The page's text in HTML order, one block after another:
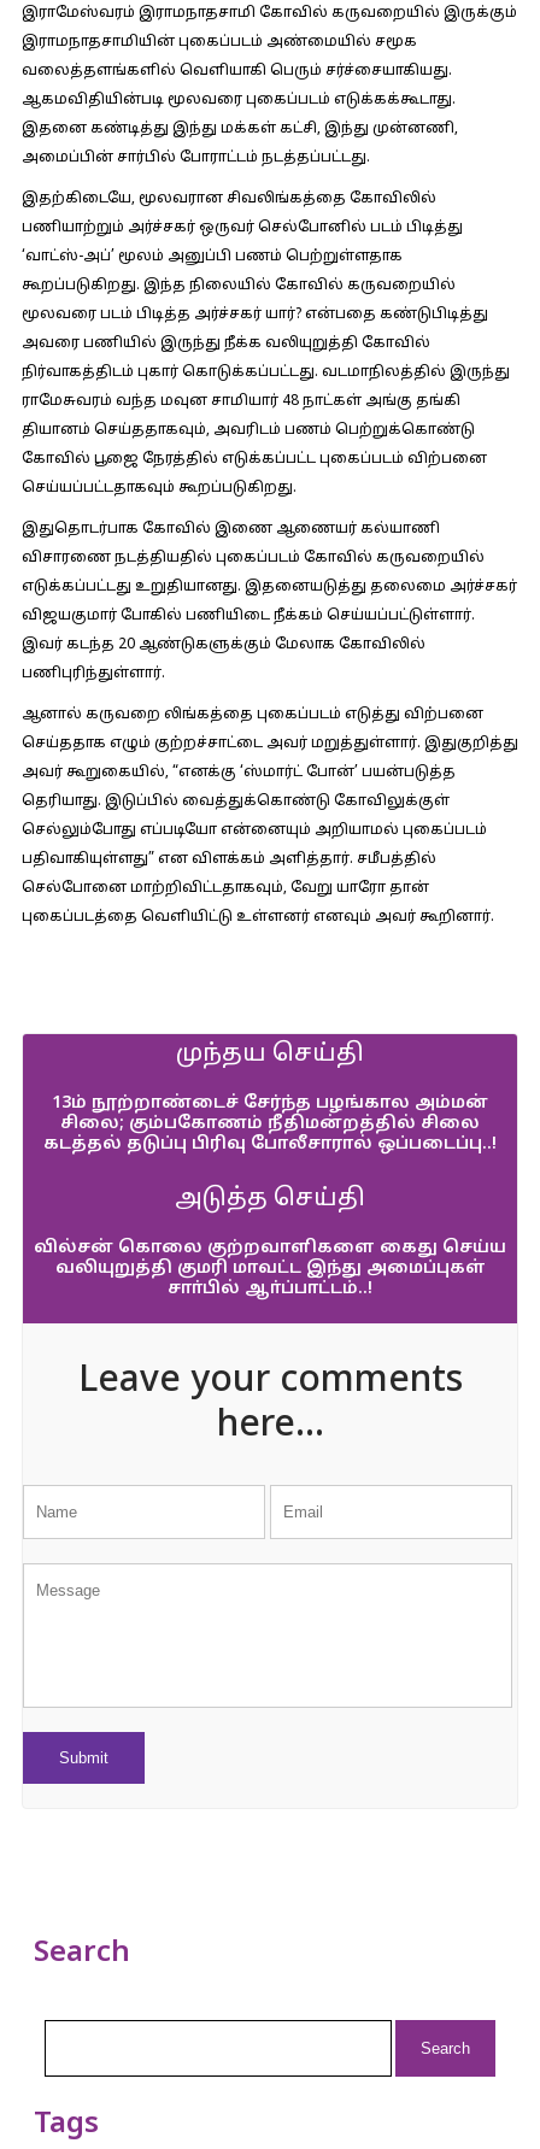
இராமேஸ்வரம் இராமநாதசாமி கோவில் கருவறையில் இருக்கும்
இராமநாதசாமியின் புகைப்படம் அண்மையில் சமூக
வலைத்தளங்களில் வெளியாகி பெரும் சர்ச்சையாகியது.
ஆகமவிதியின்படி மூலவரை புகைப்படம் எடுக்கக்கூடாது.
இதனை கண்டித்து இந்து மக்கள் கட்சி, இந்து முன்னணி,
அமைப்பின் சார்பில் போராட்டம் நடத்தப்பட்டது.
இதற்கிடையே, மூலவரான சிவலிங்கத்தை கோவிலில்
பணியாற்றும் அர்ச்சகர் ஒருவர் செல்போனில் படம் பிடித்து
‘வாட்ஸ்-அப்’ மூலம் அனுப்பி பணம் பெற்றுள்ளதாக
கூறப்படுகிறது. இந்த நிலையில் கோவில் கருவறையில்
மூலவரை படம் பிடித்த அர்ச்சகர் யார்? என்பதை கண்டுபிடித்து
அவரை பணியில் இருந்து நீக்க வலியுறுத்தி கோவில்
நிர்வாகத்திடம் புகார் கொடுக்கப்பட்டது. வடமாநிலத்தில் இருந்து
ராமேசுவரம் வந்த மவுன சாமியார் 48 நாட்கள் அங்கு தங்கி
தியானம் செய்ததாகவும், அவரிடம் பணம் பெற்றுக்கொண்டு
கோவில் பூஜை நேரத்தில் எடுக்கப்பட்ட புகைப்படம் விற்பனை
செய்யப்பட்டதாகவும் கூறப்படுகிறது.
இதுதொடர்பாக கோவில் இணை ஆணையர் கல்யாணி
விசாரணை நடத்தியதில் புகைப்படம் கோவில் கருவறையில்
எடுக்கப்பட்டது உறுதியானது. இதனையடுத்து தலைமை அர்ச்சகர்
விஜயகுமார் போகில் பணியிடை நீக்கம் செய்யப்பட்டுள்ளார்.
இவர் கடந்த 20 ஆண்டுகளுக்கும் மேலாக கோவிலில்
பணிபுரிந்துள்ளார்.
ஆனால் கருவறை லிங்கத்தை புகைப்படம் எடுத்து விற்பனை
செய்ததாக எழும் குற்றச்சாட்டை அவர் மறுத்துள்ளார். இதுகுறித்து
அவர் கூறுகையில், “எனக்கு ‘ஸ்மார்ட் போன்’ பயன்படுத்த
தெரியாது. இடுப்பில் வைத்துக்கொண்டு கோவிலுக்குள்
செல்லும்போது எப்படியோ என்னையும் அறியாமல் புகைப்படம்
பதிவாகியுள்ளது” என விளக்கம் அளித்தார். சமீபத்தில்
செல்போனை மாற்றிவிட்டதாகவும், வேறு யாரோ தான்
புகைப்படத்தை வெளியிட்டு உள்ளனர் எனவும் அவர் கூறினார்.
முந்தய செய்தி
13ம் நூற்றாண்டைச் சேர்ந்த பழங்கால அம்மன்
சிலை; கும்பகோணம் நீதிமன்றத்தில் சிலை
கடத்தல் தடுப்பு பிரிவு போலீசாரால் ஒப்படைப்பு..!
அடுத்த செய்தி
வில்சன் கொலை குற்றவாளிகளை கைது செய்ய
வலியுறுத்தி குமரி மாவட்ட இந்து அமைப்புகள்
சாா்பில் ஆா்ப்பாட்டம்..!
Leave your comments
here...
Search
Tags